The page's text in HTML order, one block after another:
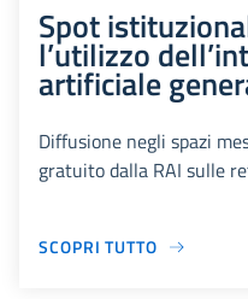
Spot
l’utilizzo
artificiale
Diffusione negli spazi
gratuito dalla RAI sulle
SCOPRI TUTTO